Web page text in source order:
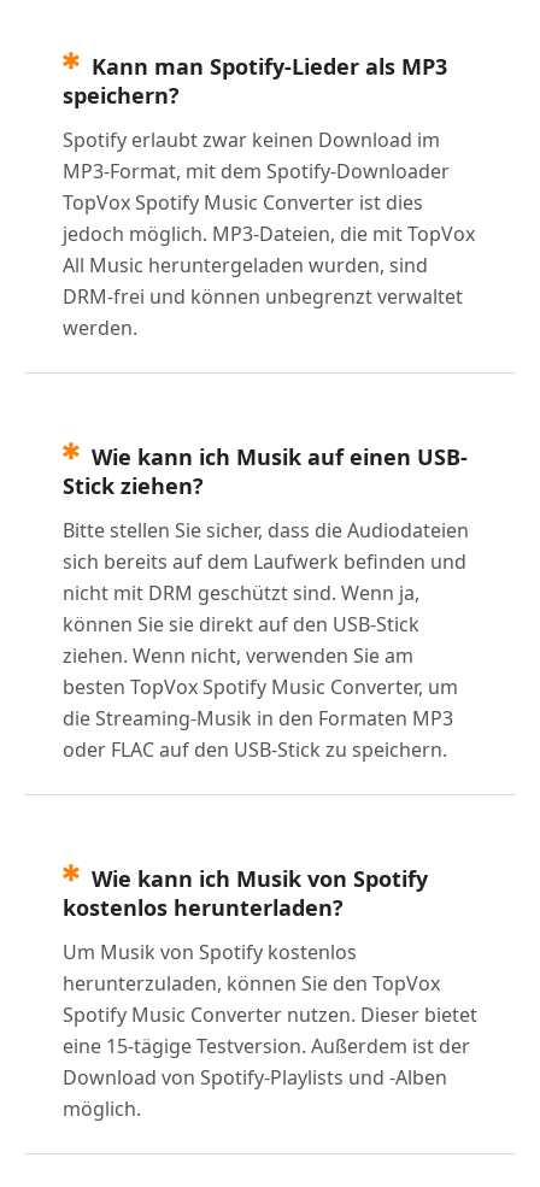
Kann man Spotify-Lieder als MP3
speichern?
Spotify erlaubt zwar keinen Download im
MP3-Format, mit dem Spotify-Downloader
TopVox Spotify Music Converter ist dies
jedoch möglich. MP3-Dateien, die mit TopVox
All Music heruntergeladen wurden, sind
DRM-frei und können unbegrenzt verwaltet
werden.
Wie kann ich Musik auf einen USB-
Stick ziehen?
Bitte stellen Sie sicher, dass die Audiodateien
sich bereits auf dem Laufwerk befinden und
nicht mit DRM geschützt sind. Wenn ja,
können Sie sie direkt auf den USB-Stick
ziehen. Wenn nicht, verwenden Sie am
besten TopVox Spotify Music Converter, um
die Streaming-Musik in den Formaten MP3
oder FLAC auf den USB-Stick zu speichern.
Wie kann ich Musik von Spotify
kostenlos herunterladen?
Um Musik von Spotify kostenlos
herunterzuladen, können Sie den TopVox
Spotify Music Converter nutzen. Dieser bietet
eine 15-tägige Testversion. Außerdem ist der
Download von Spotify-Playlists und -Alben
möglich.